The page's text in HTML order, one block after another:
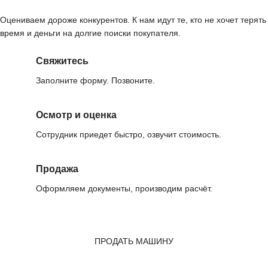
Оцениваем дороже конкурентов. К нам идут те, кто не хочет терять
время и деньги на долгие поиски покупателя.
Свяжитесь
Заполните форму. Позвоните.
Осмотр и оценка
Сотрудник приедет быстро, озвучит стоимость.
Продажа
Оформляем документы, производим расчёт.
ПРОДАТЬ МАШИНУ